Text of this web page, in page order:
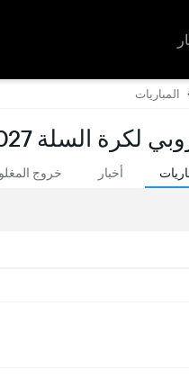
المباريات
2026/2027: مواعيد ونتائج المباريات
أخبار خروج